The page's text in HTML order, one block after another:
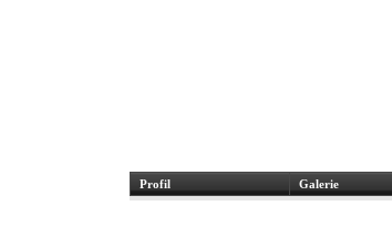
Profil Galerie